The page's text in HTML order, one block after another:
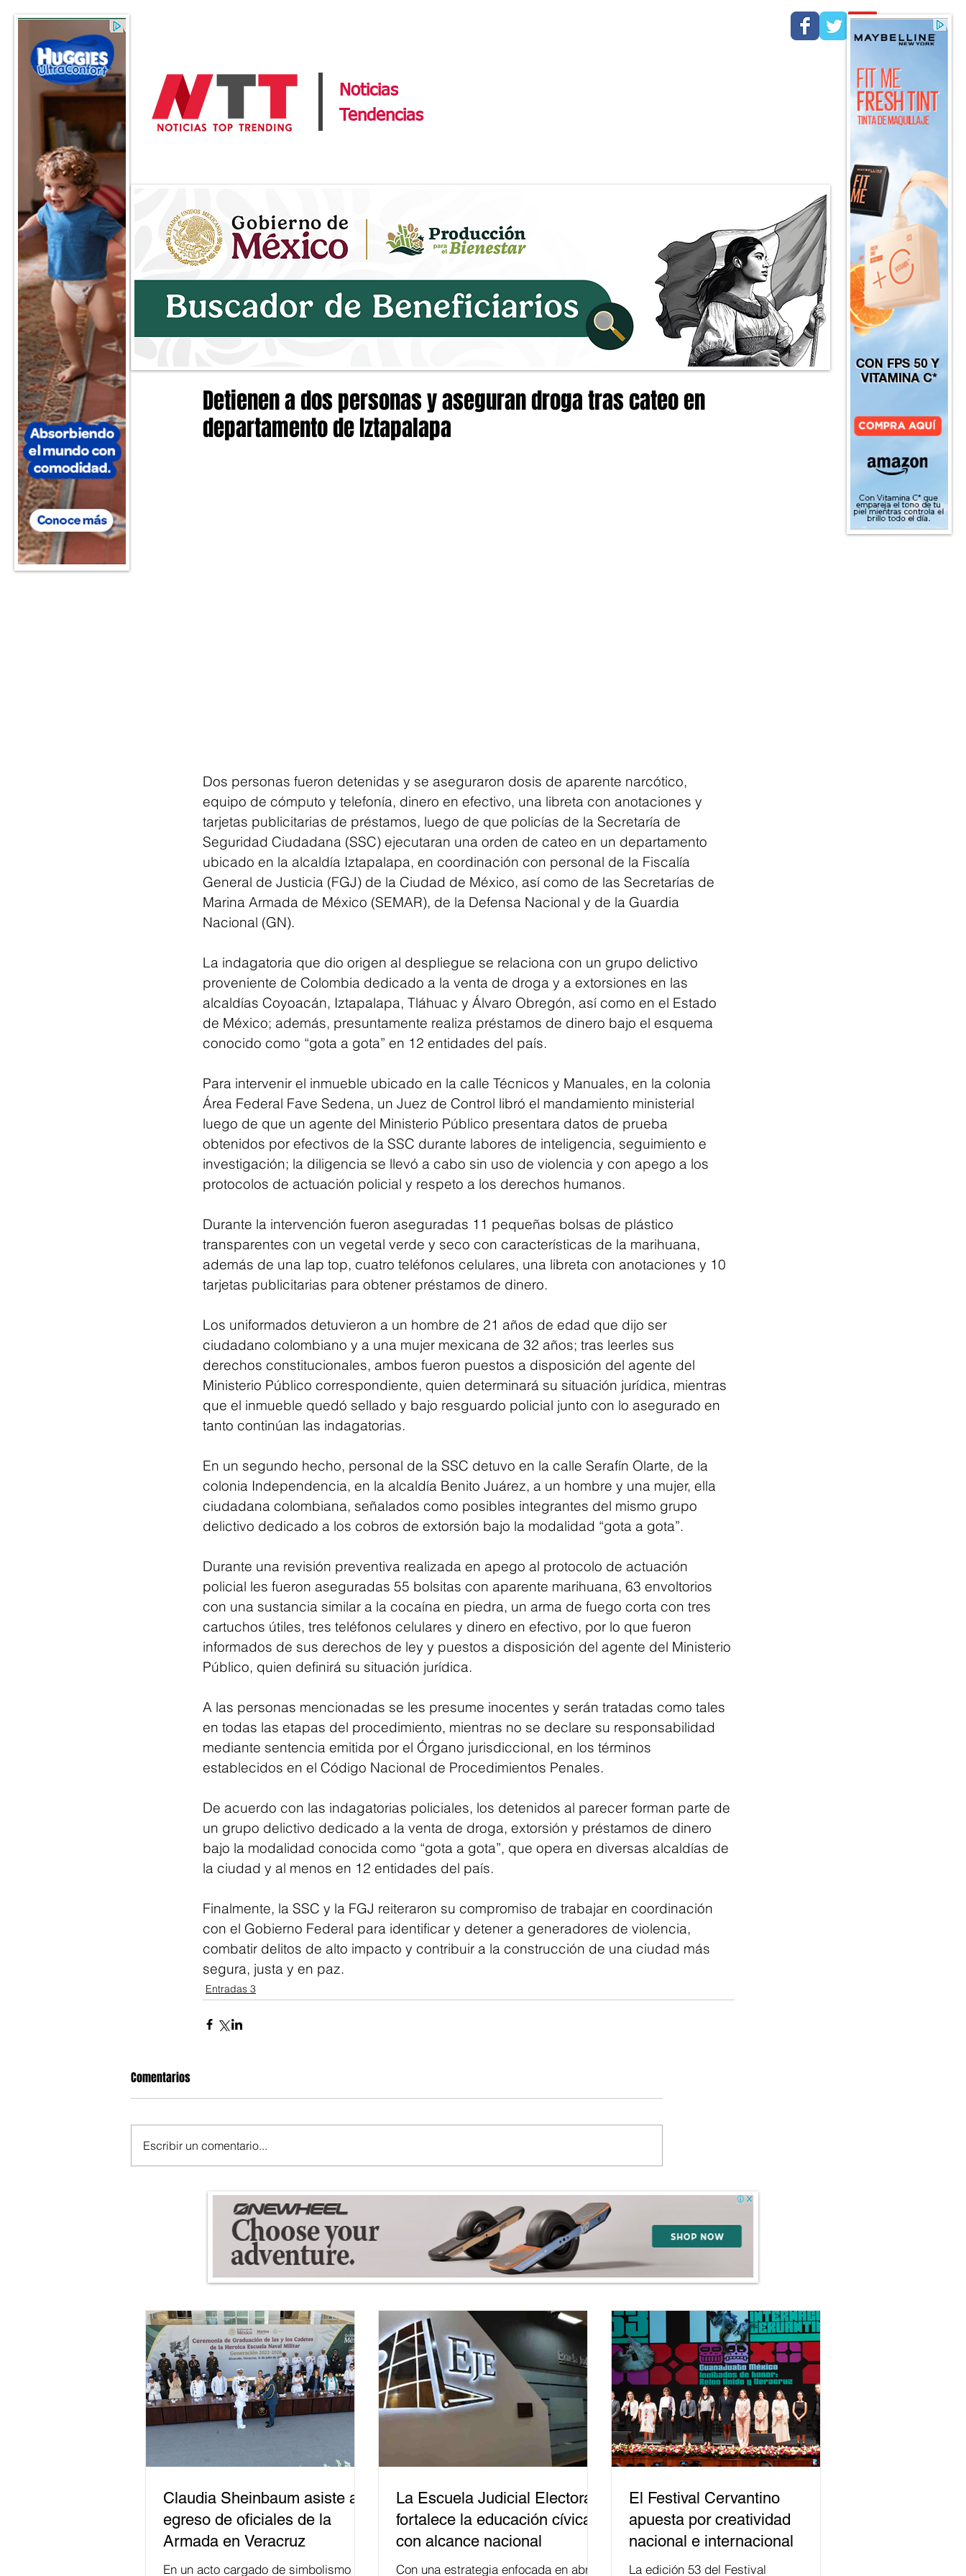
Noticias
Tendencias
Detienen a dos personas y aseguran droga tras cateo en
departamento de Iztapalapa
Dos personas fueron detenidas y se aseguraron dosis de aparente narcótico,
equipo de cómputo y telefonía, dinero en efectivo, una libreta con anotaciones y
tarjetas publicitarias de préstamos, luego de que policías de la Secretaría de
Seguridad Ciudadana (SSC) ejecutaran una orden de cateo en un departamento
ubicado en la alcaldía Iztapalapa, en coordinación con personal de la Fiscalía
General de Justicia (FGJ) de la Ciudad de México, así como de las Secretarías de
Marina Armada de México (SEMAR), de la Defensa Nacional y de la Guardia
Nacional (GN).
La indagatoria que dio origen al despliegue se relaciona con un grupo delictivo
proveniente de Colombia dedicado a la venta de droga y a extorsiones en las
alcaldías Coyoacán, Iztapalapa, Tláhuac y Álvaro Obregón, así como en el Estado
de México; además, presuntamente realiza préstamos de dinero bajo el esquema
conocido como “gota a gota” en 12 entidades del país.
Para intervenir el inmueble ubicado en la calle Técnicos y Manuales, en la colonia
Área Federal Fave Sedena, un Juez de Control libró el mandamiento ministerial
luego de que un agente del Ministerio Público presentara datos de prueba
obtenidos por efectivos de la SSC durante labores de inteligencia, seguimiento e
investigación; la diligencia se llevó a cabo sin uso de violencia y con apego a los
protocolos de actuación policial y respeto a los derechos humanos.
Durante la intervención fueron aseguradas 11 pequeñas bolsas de plástico
transparentes con un vegetal verde y seco con características de la marihuana,
además de una lap top, cuatro teléfonos celulares, una libreta con anotaciones y 10
tarjetas publicitarias para obtener préstamos de dinero.
Los uniformados detuvieron a un hombre de 21 años de edad que dijo ser
ciudadano colombiano y a una mujer mexicana de 32 años; tras leerles sus
derechos constitucionales, ambos fueron puestos a disposición del agente del
Ministerio Público correspondiente, quien determinará su situación jurídica, mientras
que el inmueble quedó sellado y bajo resguardo policial junto con lo asegurado en
tanto continúan las indagatorias.
En un segundo hecho, personal de la SSC detuvo en la calle Serafín Olarte, de la
colonia Independencia, en la alcaldía Benito Juárez, a un hombre y una mujer, ella
ciudadana colombiana, señalados como posibles integrantes del mismo grupo
delictivo dedicado a los cobros de extorsión bajo la modalidad “gota a gota”.
Durante una revisión preventiva realizada en apego al protocolo de actuación
policial les fueron aseguradas 55 bolsitas con aparente marihuana, 63 envoltorios
con una sustancia similar a la cocaína en piedra, un arma de fuego corta con tres
cartuchos útiles, tres teléfonos celulares y dinero en efectivo, por lo que fueron
informados de sus derechos de ley y puestos a disposición del agente del Ministerio
Público, quien definirá su situación jurídica.
A las personas mencionadas se les presume inocentes y serán tratadas como tales
en todas las etapas del procedimiento, mientras no se declare su responsabilidad
mediante sentencia emitida por el Órgano jurisdiccional, en los términos
establecidos en el Código Nacional de Procedimientos Penales.
De acuerdo con las indagatorias policiales, los detenidos al parecer forman parte de
un grupo delictivo dedicado a la venta de droga, extorsión y préstamos de dinero
bajo la modalidad conocida como “gota a gota”, que opera en diversas alcaldías de
la ciudad y al menos en 12 entidades del país.
Finalmente, la SSC y la FGJ reiteraron su compromiso de trabajar en coordinación
con el Gobierno Federal para identificar y detener a generadores de violencia,
combatir delitos de alto impacto y contribuir a la construcción de una ciudad más
segura, justa y en paz.
Entradas 3
Comentarios
Escribir un comentario...
Claudia Sheinbaum asiste a
egreso de oficiales de la
Armada en Veracruz
En un acto cargado de simbolismo
La Escuela Judicial Electoral
fortalece la educación cívica
con alcance nacional
Con una estrategia enfocada en abrir
El Festival Cervantino
apuesta por creatividad
nacional e internacional
La edición 53 del Festival